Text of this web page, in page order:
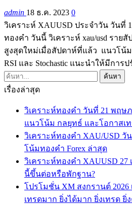
admin 18 ธ.ค. 2023 0
วิเคราะห์ XAUUSD ประจำวัน วันที่
ทองคำ วันนี้ วิเคราะห์ xau/usd รา
สูงสุดใหม่เมื่อสัปดาห์ที่แล้ว แนวโน้
RSI และ Stochastic แนะนำให้มีการ
เรื่องล่าสุด
วิเคราะห์ทองคำ วันที่ 21 พฤษ
แนวโน้ม กลยุทธ์ และโอกาสเ
วิเคราะห์ทองคำ XAU/USD วั
โน้มทองคำ Forex ล่าสุด
วิเคราะห์ทองคำ XAUUSD
นี้ขึ้นต่อหรือพักฐาน?
โปรโมชั่น XM สงกรานต์ 2026
เทรดมาก ยิ่งได้มาก ยิ่งเทรด ยิ่